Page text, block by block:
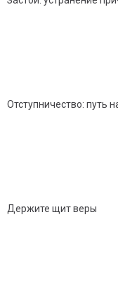
Отступничество: путь
Держите щит веры